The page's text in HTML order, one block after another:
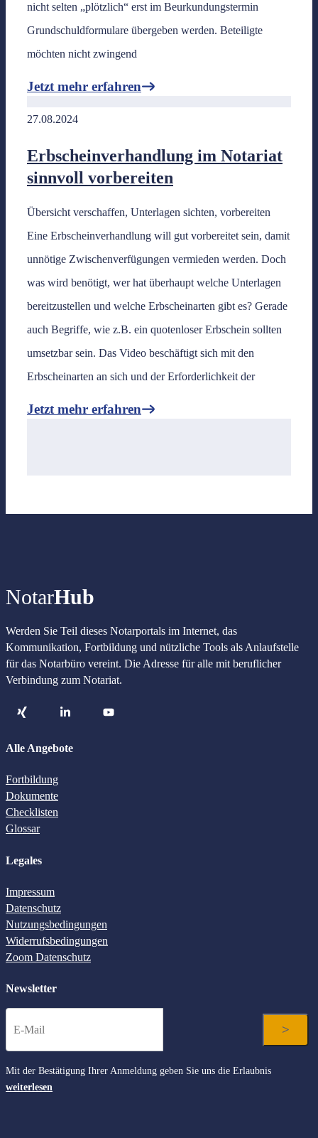
nicht selten „plötzlich“ erst im Beurkundungstermin
Grundschuldformulare übergeben werden. Beteiligte
möchten nicht zwingend
Jetzt mehr erfahren
27.08.2024
Erbscheinverhandlung im Notariat
sinnvoll vorbereiten
Übersicht verschaffen, Unterlagen sichten, vorbereiten
Eine Erbscheinverhandlung will gut vorbereitet sein, damit
unnötige Zwischenverfügungen vermieden werden. Doch
was wird benötigt, wer hat überhaupt welche Unterlagen
bereitzustellen und welche Erbscheinarten gibt es? Gerade
auch Begriffe, wie z.B. ein quotenloser Erbschein sollten
umsetzbar sein. Das Video beschäftigt sich mit den
Erbscheinarten an sich und der Erforderlichkeit der
Jetzt mehr erfahren
NotarHub
Werden Sie Teil dieses Notarportals im Internet, das
Kommunikation, Fortbildung und nützliche Tools als Anlaufstelle
für das Notarbüro vereint. Die Adresse für alle mit beruflicher
Verbindung zum Notariat.
Alle Angebote
Fortbildung
Dokumente
Checklisten
Glossar
Legales
Impressum
Datenschutz
Nutzungsbedingungen
Widerrufsbedingungen
Zoom Datenschutz
Newsletter
Mit der Bestätigung Ihrer Anmeldung geben Sie uns die Erlaubnis
weiterlesen